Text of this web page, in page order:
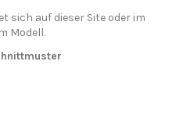
sich auf dieser Site oder im
Modell.